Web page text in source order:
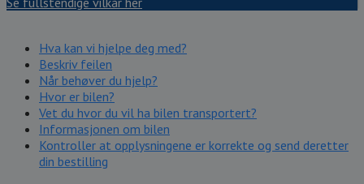
Hva kan vi hjelpe deg med?
Beskriv feilen
Når behøver du hjelp?
Hvor er bilen?
Vet du hvor du vil ha bilen transportert?
Informasjonen om bilen
Kontroller at opplysningene er korrekte og send deretter
din bestilling